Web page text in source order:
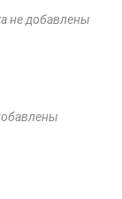
не добавлены